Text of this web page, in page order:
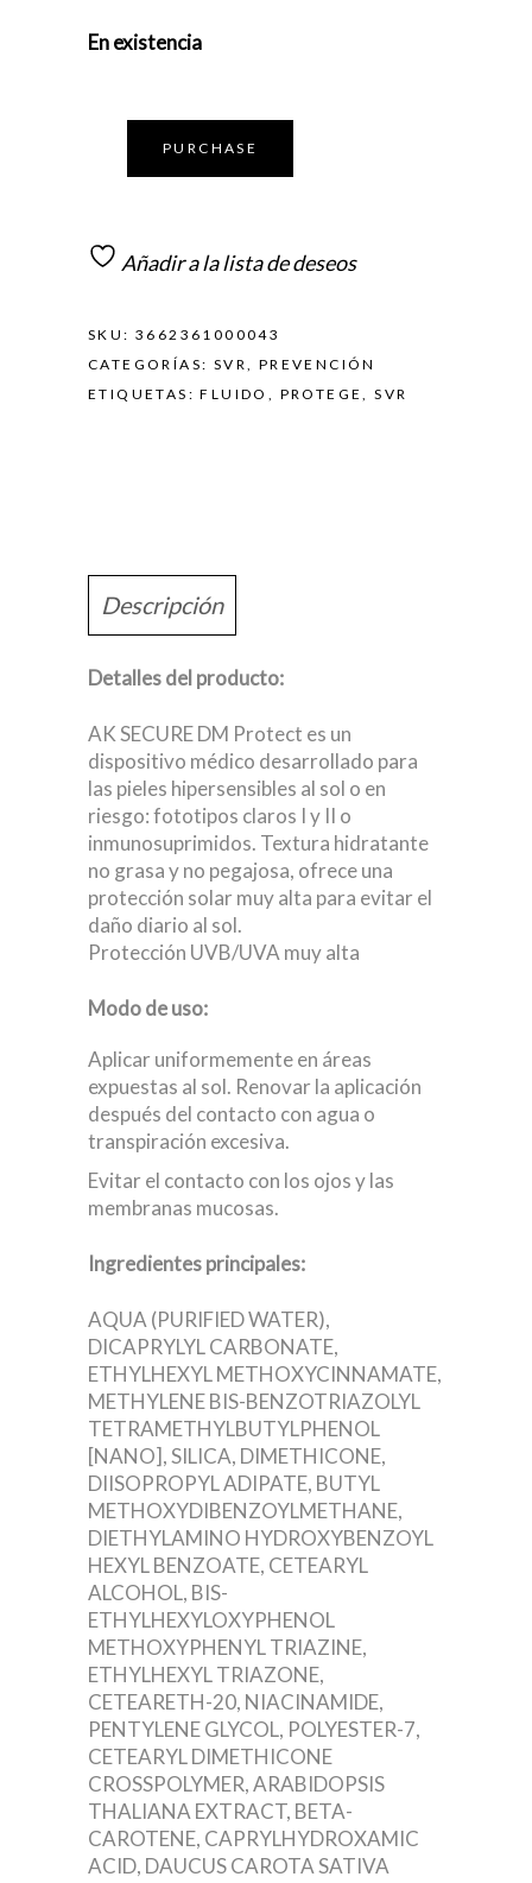
En existencia
PURCHASE
Añadir a la lista de deseos
SKU: 3662361000043
CATEGORÍAS: SVR, PREVENCIÓN
ETIQUETAS:FLUIDO , PROTEGE,SVR
Descripción
Detalles del producto:
AK SECURE DM Protect es un
dispositivo médico desarrollado para
las pieles hipersensibles al sol o en
riesgo: fototipos claros I y II o
inmunosuprimidos. Textura hidratante
no grasa y no pegajosa, ofrece una
protección solar muy alta para evitar el
daño diario al sol.
Protección UVB/UVA muy alta
Modo de uso:
Aplicar uniformemente en áreas
expuestas al sol. Renovar la aplicación
después del contacto con agua o
transpiración excesiva.
Evitar el contacto con los ojos y las
membranas mucosas.
Ingredientes principales:
AQUA (PURIFIED WATER),
DICAPRYLYL CARBONATE,
ETHYLHEXYL METHOXYCINNAMATE,
METHYLENE BIS-BENZOTRIAZOLYL
TETRAMETHYLBUTYLPHENOL
[NANO], SILICA, DIMETHICONE,
DIISOPROPYL ADIPATE, BUTYL
METHOXYDIBENZOYLMETHANE,
DIETHYLAMINO HYDROXYBENZOYL
HEXYL BENZOATE, CETEARYL
ALCOHOL, BIS-
ETHYLHEXYLOXYPHENOL
METHOXYPHENYL TRIAZINE,
ETHYLHEXYL TRIAZONE,
CETEARETH-20, NIACINAMIDE,
PENTYLENE GLYCOL, POLYESTER-7,
CETEARYL DIMETHICONE
CROSSPOLYMER, ARABIDOPSIS
THALIANA EXTRACT, BETA-
CAROTENE, CAPRYLHYDROXAMIC
ACID, DAUCUS CAROTA SATIVA